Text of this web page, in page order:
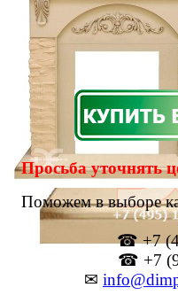
Просьба уточнять
Поможем в выборе
☎ +7
☎ +7
✉